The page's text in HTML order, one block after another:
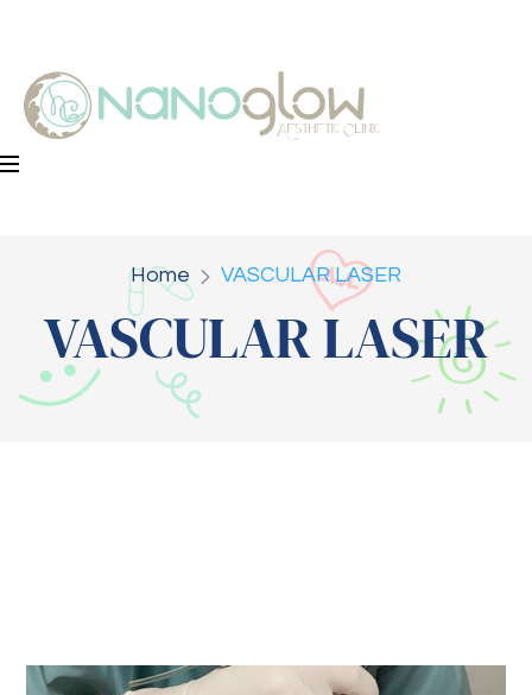
Home VASCULAR LASER
VASCULAR LASER